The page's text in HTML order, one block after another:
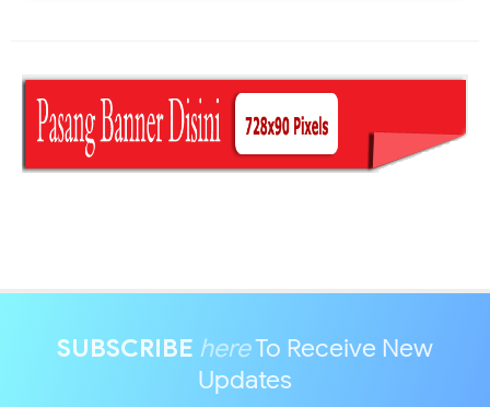
SUBSCRIBE hereTo Receive New
Updates